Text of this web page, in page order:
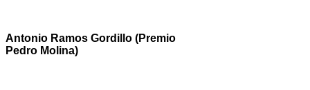
Antonio Ramos Gordillo (Premio
Pedro Molina)